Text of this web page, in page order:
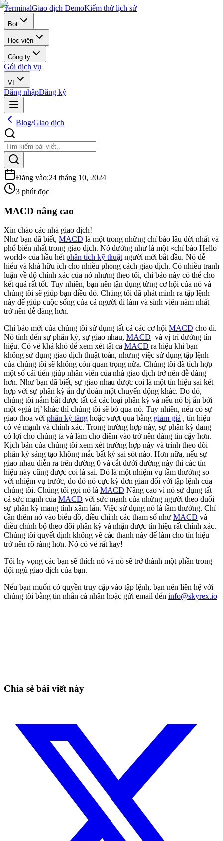
TerminalGiao dịch DemoKiểm thử lịch sử
Bot
Học viện
Công ty
Gói dịch vụ
VI
Đăng nhậpĐăng ký
Blog/Giao dịch
Đăng vào:24 tháng 10, 2024
3 phút đọc
MACD nâng cao
Xin chào các nhà giao dịch!
Như bạn đã biết, MACD là một trong những chỉ báo lâu đời nhất và
phổ biến nhất trong giao dịch. Nó dường như là một «chỉ báo Hello
world» của hầu hếtphân tích kỹ thuậtngười mới bắt đầu. Nó dễ
hiểu và khá hữu ích cho nhiều phong cách giao dịch. Có nhiều tranh
luận về độ chính xác của nó nhưng theo tôi, chỉ báo này có thể cho
kết quả rất tốt. Tuy nhiên, bạn nên tận dụng từng cơ hội của nó và
chúng tôi sẽ giúp bạn điều đó. Chúng tôi đã phát minh ra tập lệnh
này để giúp cuộc sống của cả người đi làm và sinh viên năm nhất
trở nên dễ dàng hơn.
Chỉ báo mới của chúng tôi sử dụng tất cả các cơ hội MACD cho đi.
Nó tính đến sự phân kỳ, sự giao nhau, MACD và vị trí đường tín
hiệu. Có vẻ khá khó để xem xét tất cả MACD ra hiệu khi bạn
không sử dụng giao dịch thuật toán, nhưng việc sử dụng tập lệnh
của chúng tôi sẽ không còn quan trọng nữa. Chúng tôi đã tích hợp
một số cải tiến giúp nhân viên của nhà giao dịch trở nên dễ dàng
hơn. Như bạn đã biết, sự giao nhau được coi là một tín hiệu sai kết
hợp với sự phân kỳ ẩn dự đoán một chuyển động khác. Do đó,
chúng tôi nắm bắt được tất cả các loại phân kỳ và nếu nó bị ẩn bởi
một «giá trị’ khác thì chúng tôi sẽ bỏ qua nó. Tuy nhiên, nếu có sự
giao thoa với phân kỳ tăng hoặc vượt qua bằng giảm giá , tín hiệu
có vẻ mạnh và chính xác. Trong trường hợp này, sự phân kỳ đang
có lợi cho chúng ta và làm cho điểm vào trở nên đáng tin cậy hơn.
Kịch bản của chúng tôi xem xét trường hợp này và trình theo dõi
phân kỳ sáng tạo không mắc bất kỳ sai sót nào. Hơn nữa, nếu sự
giao nhau diễn ra trên đường 0 và cắt dưới đường này thì các tín
hiệu này cũng được coi là sai. Đó là một nhiệm vụ tầm thường so
với nhiệm vụ trước, do đó nó cực kỳ đơn giản đối với tập lệnh của
chúng tôi. Chúng tôi gọi nó là MACD Nâng cao vì nó sử dụng tất
cả sức mạnh của MACD với sức mạnh của những người theo đuổi
sự phân kỳ mang tính xâm lấn. Việc sử dụng nó là tầm thường. Chỉ
cần thêm nó vào biểu đồ, điều chỉnh các tham số như MACD và
điều chỉnh bộ theo dõi phân kỳ và nhận được tín hiệu rất chính xác.
Chúng tôi quyết định không vẽ các thanh này để làm cho tín hiệu
trở nên rõ ràng hơn. Nó có vẻ rất hay!
Tôi hy vọng các bạn sẽ thích nó và nó sẽ trở thành một phần trong
đội ngũ giao dịch của bạn.
Nếu bạn muốn có quyền truy cập vào tập lệnh, bạn nên liên hệ với
chúng tôi bằng tin nhắn cá nhân hoặc gửi email đến info@skyrex.io
Chia sẻ bài viết này